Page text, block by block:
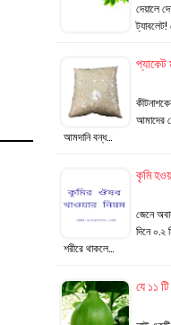
দেয়ালে
ট্যাবলেট!
প্যাকেট
আমাদের
আমদানি বন্ধ…
কৃমি
জেনে
দিনে ০.২
শরীরে থাকলে…
যে ১১